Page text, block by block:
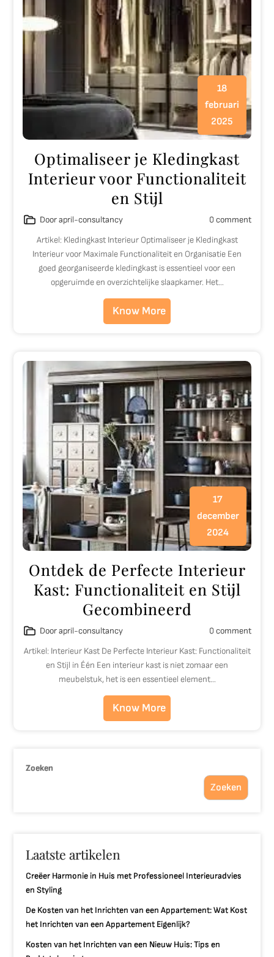
18
februari
2025
Optimaliseer je Kledingkast
Interieur voor Functionaliteit
en Stijl
Door april-consultancy
0 comment
Artikel: Kledingkast Interieur Optimaliseer je Kledingkast
Interieur voor Maximale Functionaliteit en Organisatie Een
goed georganiseerde kledingkast is essentieel voor een
opgeruimde en overzichtelijke slaapkamer. Het…
Know More
17
december
2024
Ontdek de Perfecte Interieur
Kast: Functionaliteit en Stijl
Gecombineerd
Door april-consultancy
0 comment
Artikel: Interieur Kast De Perfecte Interieur Kast: Functionaliteit
en Stijl in Één Een interieur kast is niet zomaar een
meubelstuk, het is een essentieel element…
Know More
Zoeken
Zoeken
Laatste artikelen
Creëer Harmonie in Huis met Professioneel Interieuradvies
en Styling
De Kosten van het Inrichten van een Appartement: Wat Kost
het Inrichten van een Appartement Eigenlijk?
Kosten van het Inrichten van een Nieuw Huis: Tips en